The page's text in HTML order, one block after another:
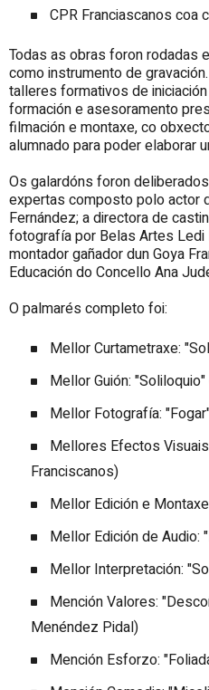
CPR Franciascanos coa
Todas as obras foron rodadas
como instrumento de
talleres formativos de
formación e asesoramento
filmación e montaxe, co
alumnado para poder elaborar
Os galardóns foron
expertas composto polo actor
Fernández; a directora de
fotografía por Belas Artes Ledi
montador gañador dun Goya
Educación do Concello Ana
O palmarés completo foi:
Mellor Curtametraxe:
Mellor Guión:
Mellor Fotografía:
Mellores Efectos
Franciscanos)
Mellor Edición e
Mellor Edición de Audio:
Mellor Interpretación:
Mención Valores:
Menéndez Pidal)
Mención Esforzo: